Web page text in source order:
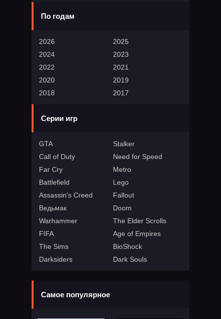
По годам
2026
2025
2024
2023
2022
2021
2020
2019
2018
2017
Серии игр
GTA
Stalker
Call of Duty
Need for Speed
Far Cry
Metro
Battlefield
Lego
Assassin's Creed
Fallout
Ведьмак
Doom
Warhammer
The Elder Scrolls
FIFA
Age of Empires
The Sims
BioShock
Darksiders
Dark Souls
Самое популярное